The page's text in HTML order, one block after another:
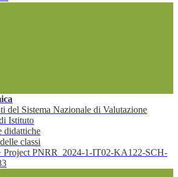
del Sistema Nazionale di Valutazione
Istituto
didattiche
classi
Project PNRR_2024-1-IT02-KA122-SCH-